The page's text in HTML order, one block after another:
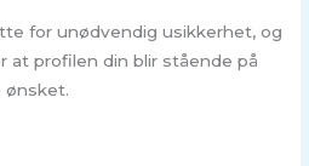
for unødvendig usikkerhet, og
at profilen din blir stående på
ønsket.